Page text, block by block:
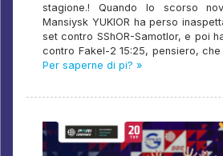
stagione.! Quando lo scorso
Mansiysk YUKIOR ha perso
set contro SShOR-Samotlor, e poi
contro Fakel-2 15:25, pensiero,
Per saperne di pi? »